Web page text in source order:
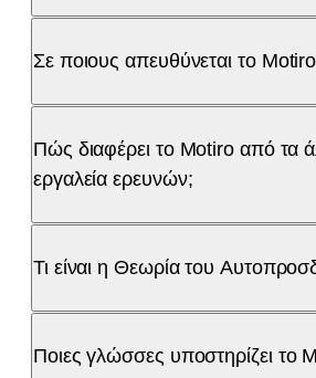
Σε ποιους απευθύνεται το
Πώς διαφέρει το Motiro από τα
εργαλεία ερευνών;
Τι είναι η Θεωρία του
Ποιες γλώσσες υποστηρίζει το